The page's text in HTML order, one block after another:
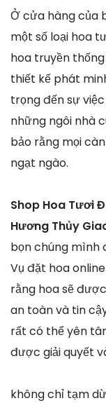
Ở cửa hàng của
một số loại hoa
hoa truyền
thiết kế phát
trọng đến sự
những ngôi nhà
bảo rằng mọi
ngạt ngào.
Shop Hoa Tươi
Hương Thủy
bọn chúng mình
Vụ đặt hoa
rằng hoa sẽ
an toàn và tin
rất có thể yên
được giải quyết
không chỉ tạm